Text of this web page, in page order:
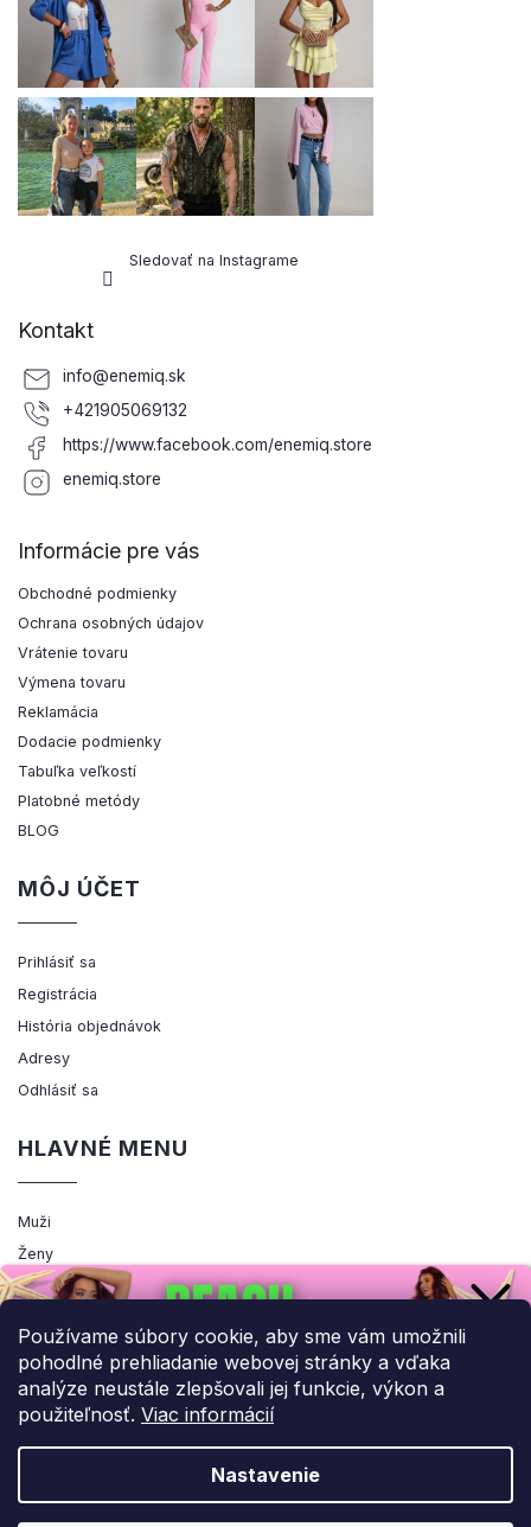
Používame súbory cookie, aby sme vám umožnili
pohodlné prehliadanie webovej stránky a vďaka
analýze neustále zlepšovali jej funkcie, výkon a
použiteľnosť. Viac informácií
Nastavenie
Sledovať na Instagrame
Kontakt
info@enemiq.sk
+421905069132
https://www.facebook.com/enemiq.store
enemiq.store
Informácie pre vás
Obchodné podmienky
Ochrana osobných údajov
Vrátenie tovaru
Výmena tovaru
Reklamácia
Dodacie podmienky
Tabuľka veľkostí
Platobné metódy
BLOG
MÔJ ÚČET
Prihlásiť sa
Registrácia
História objednávok
Adresy
Odhlásiť sa
HLAVNÉ MENU
Muži
Ženy
Výpredaj
Copyright 2026ENEMIQ.SK. Všetky práva vyhradené.